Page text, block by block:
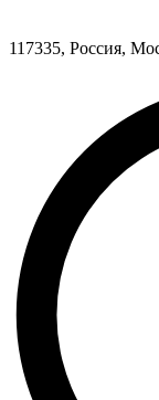
117335, Россия,